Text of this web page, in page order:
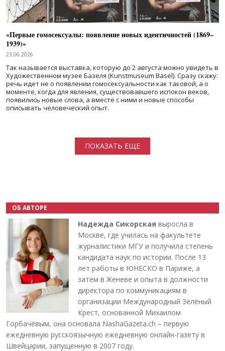
«Первые гомосексуалы: появление новых идентичностей (1869–
1939)»
23.06.2026
Так называется выставка, которую до 2 августа можно увидеть в
Художественном музее Базеля (Kunstmuseum Basel). Сразу скажу:
речь идет не о появлении гомосексуальности как таковой, а о
моменте, когда для явления, существовавшего испокон веков,
появились новые слова, а вместе с ними и новые способы
описывать человеческий опыт.
ПОКАЗАТЬ ЕЩЕ
ОБ АВТОРЕ
Надежда Сикорская выросла в
Москве, где училась на факультете
журналистики МГУ и получила степень
кандидата наук по истории. После 13
лет работы в ЮНЕСКО в Париже, а
затем в Женеве и опыта в должности
директора по коммуникациям в
организации Международный Зелёный
Крест, основанной Михаилом
Горбачёвым, она основала NashaGazeta.ch – первую
ежедневную русскоязычную ежедневную онлайн-газету в
Швейцарии, запущенную в 2007 году.